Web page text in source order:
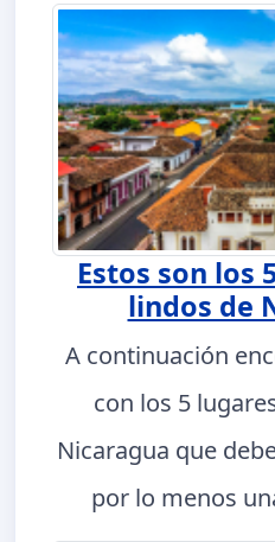
Estos son los
lindos de
A continuación
con los 5
Nicaragua que
por lo menos